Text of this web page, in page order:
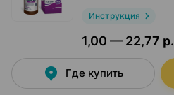
Инструкция
1,00 — 22,77 р.
Где купить